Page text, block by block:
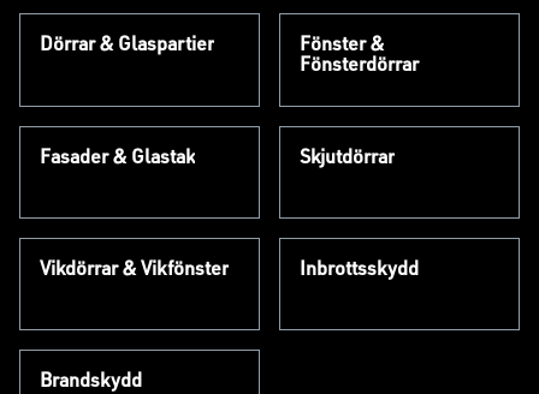
Dörrar & Glaspartier
Fönster &
Fönsterdörrar
Fasader & Glastak Skjutdörrar
Vikdörrar & Vikfönster Inbrottsskydd
Brandskydd